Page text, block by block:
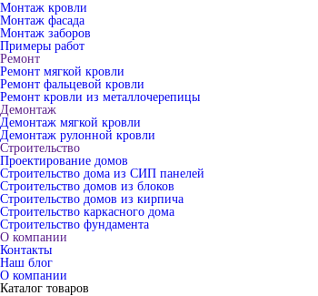
Монтаж кровли
Монтаж фасада
Монтаж заборов
Примеры работ
Ремонт
Ремонт мягкой кровли
Ремонт фальцевой кровли
Ремонт кровли из металлочерепицы
Демонтаж
Демонтаж мягкой кровли
Демонтаж рулонной кровли
Строительство
Проектирование домов
Строительство дома из СИП панелей
Строительство домов из блоков
Строительство домов из кирпича
Строительство каркасного дома
Строительство фундамента
О компании
Контакты
Наш блог
О компании
Каталог товаров